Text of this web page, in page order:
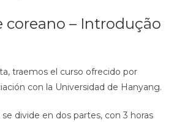
coreano – Introdução
traemos el curso ofrecido por
con la Universidad de Hanyang.
divide en dos partes, con 3 horas